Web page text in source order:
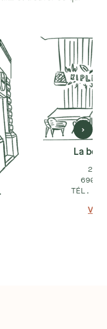
La
25
69002
TÉL.